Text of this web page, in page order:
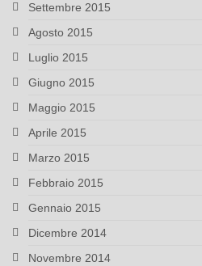
Settembre 2015
Agosto 2015
Luglio 2015
Giugno 2015
Maggio 2015
Aprile 2015
Marzo 2015
Febbraio 2015
Gennaio 2015
Dicembre 2014
Novembre 2014